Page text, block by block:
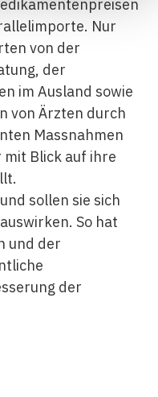
Nur
von der
der
im Ausland sowie
von Ärzten durch
Massnahmen
Blick auf ihre
sollen sie sich
So hat
und der
der